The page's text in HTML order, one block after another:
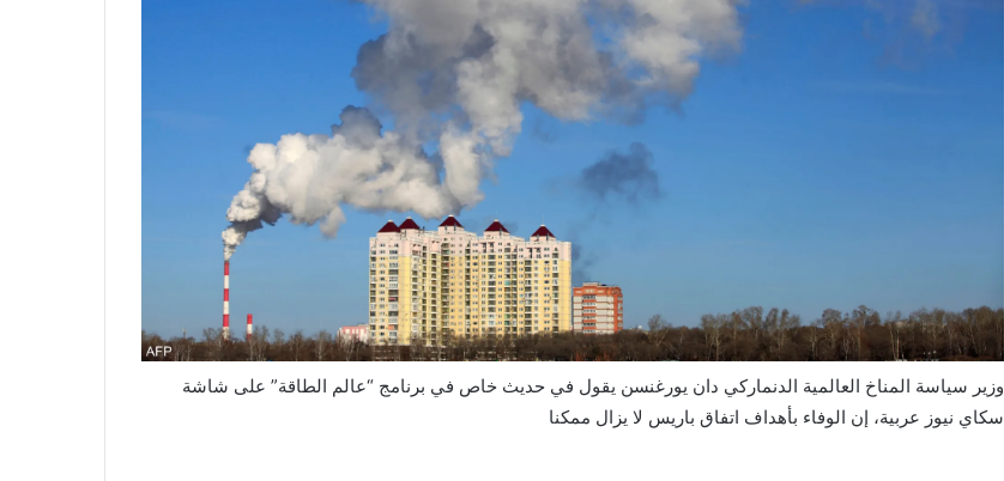
وزير سياسة المناخ العالمية الدنماركي دان يورغنسن يقول في حديث خاص في برنامج “عالم الطاقة” على شاشة
سكاي نيوز عربية، إن الوفاء بأهداف اتفاق باريس لا يزال ممكنا